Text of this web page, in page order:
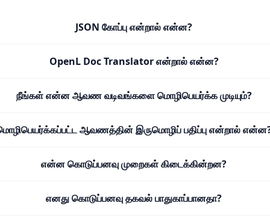
JSON கோப்பு என்றால் என்ன?
OpenL Doc Translator என்றால் என்ன?
நீங்கள் என்ன ஆவண வடிவங்களை மொழிபெயர்க்க முடியும்?
ஆவணத்தின் இருமொழிப் பதிப்பு என்றால்
என்ன கொடுப்பனவு முறைகள் கிடைக்கின்றன?
எனது கொடுப்பனவு தகவல் பாதுகாப்பானதா?